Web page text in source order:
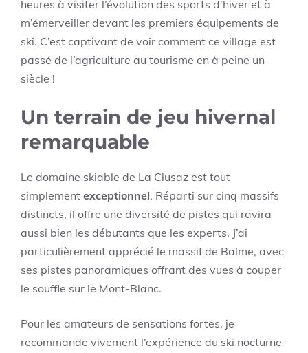
heures à visiter l’évolution des sports d’hiver et à
m’émerveiller devant les premiers équipements de
ski. C’est captivant de voir comment ce village est
passé de l’agriculture au tourisme en à peine un
siècle !
Un terrain de jeu hivernal
remarquable
Le domaine skiable de La Clusaz est tout
simplement exceptionnel. Réparti sur cinq massifs
distincts, il offre une diversité de pistes qui ravira
aussi bien les débutants que les experts. J’ai
particulièrement apprécié le massif de Balme, avec
ses pistes panoramiques offrant des vues à couper
le souffle sur le Mont-Blanc.
Pour les amateurs de sensations fortes, je
recommande vivement l’expérience du ski nocturne